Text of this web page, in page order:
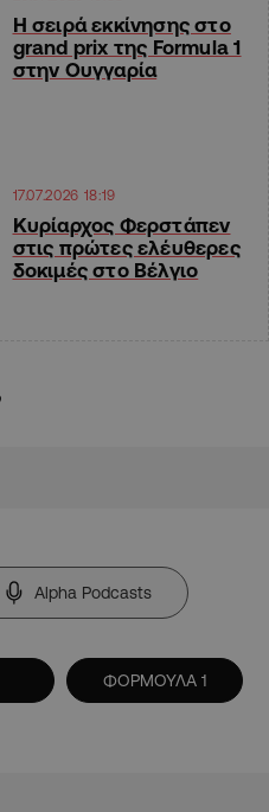
Η σειρά εκκίνησης στο
grand prix της Formula 1
στην Ουγγαρία
17.07.2026 18:19
Κυρίαρχος Φερστάπεν
στις πρώτες ελέυθερες
δοκιμές στο Βέλγιο
Alpha Podcasts
ΦΟΡΜΟΥΛΑ 1